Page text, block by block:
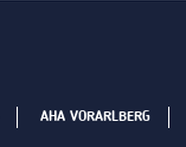
AHA VORARLBERG